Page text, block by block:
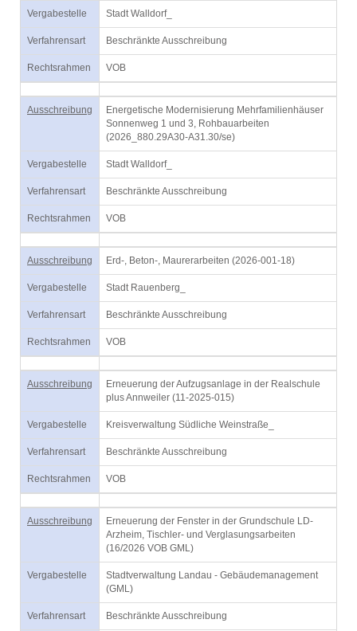
Vergabestelle Stadt Walldorf_
Verfahrensart Beschränkte Ausschreibung
Rechtsrahmen VOB
Ausschreibung
Energetische Modernisierung Mehrfamilienhäuser
Sonnenweg 1 und 3, Rohbauarbeiten
(2026_880.29A30-A31.30/se)
Vergabestelle Stadt Walldorf_
Verfahrensart Beschränkte Ausschreibung
Rechtsrahmen VOB
Ausschreibung Erd-, Beton-, Maurerarbeiten (2026-001-18)
Vergabestelle Stadt Rauenberg_
Verfahrensart Beschränkte Ausschreibung
Rechtsrahmen VOB
Ausschreibung
Erneuerung der Aufzugsanlage in der Realschule
plus Annweiler (11-2025-015)
Vergabestelle Kreisverwaltung Südliche Weinstraße_
Verfahrensart Beschränkte Ausschreibung
Rechtsrahmen VOB
Ausschreibung
Erneuerung der Fenster in der Grundschule LD-
Arzheim, Tischler- und Verglasungsarbeiten
(16/2026 VOB GML)
Vergabestelle
Stadtverwaltung Landau - Gebäudemanagement
(GML)
Verfahrensart Beschränkte Ausschreibung